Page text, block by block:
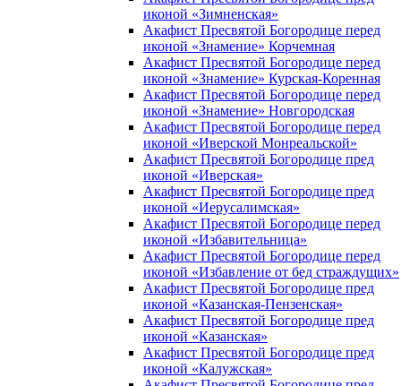
иконой «Зимненская»
Акафист Пресвятой Богородице перед
иконой «Знамение» Корчемная
Акафист Пресвятой Богородице перед
иконой «Знамение» Курская-Коренная
Акафист Пресвятой Богородице перед
иконой «Знамение» Новгородская
Акафист Пресвятой Богородице перед
иконой «Иверской Монреальской»
Акафист Пресвятой Богородице пред
иконой «Иверская»
Акафист Пресвятой Богородице пред
иконой «Иерусалимская»
Акафист Пресвятой Богородице перед
иконой «Избавительница»
Акафист Пресвятой Богородице перед
иконой «Избавление от бед страждущих»
Акафист Пресвятой Богородице пред
иконой «Казанская-Пензенская»
Акафист Пресвятой Богородице пред
иконой «Казанская»
Акафист Пресвятой Богородице пред
иконой «Калужская»